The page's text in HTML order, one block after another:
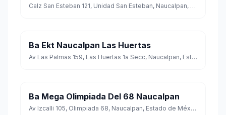
Calz San Esteban 121, Unidad San Esteban, Naucalpan, Estado de México
Ba Ekt Naucalpan Las Huertas
Av Las Palmas 159, Las Huertas 1a Secc, Naucalpan, Estado de México
Ba Mega Olimpiada Del 68 Naucalpan
Av Izcalli 105, Olimpiada 68, Naucalpan, Estado de México